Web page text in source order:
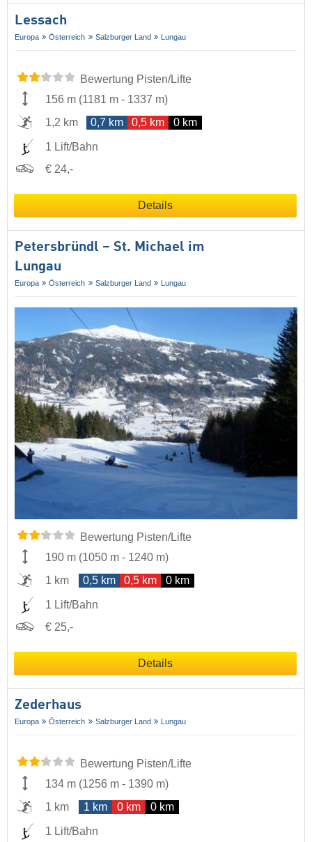
Lessach
Europa Österreich Salzburger Land Lungau
Bewertung Pisten/Lifte
156 m (1181 m - 1337 m)
1,2 km
0,7 km 0,5 km 0 km
1 Lift/Bahn
€ 24,-
Details
Petersbründl – St. Michael im
Lungau
Europa Österreich Salzburger Land Lungau
Bewertung Pisten/Lifte
190 m (1050 m - 1240 m)
1 km
0,5 km 0,5 km 0 km
1 Lift/Bahn
€ 25,-
Details
Zederhaus
Europa Österreich Salzburger Land Lungau
Bewertung Pisten/Lifte
134 m (1256 m - 1390 m)
1 km
1 km 0 km 0 km
1 Lift/Bahn